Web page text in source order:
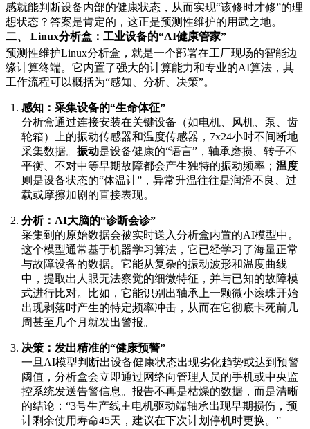
感就能判断设备内部的健康状态，从而实现“该修时才修”的理
想状态？答案是肯定的，这正是预测性维护的用武之地。
二、 Linux分析盒：工业设备的“AI健康管家”
预测性维护Linux分析盒，就是一个部署在工厂现场的智能边
缘计算终端。它内置了强大的计算能力和专业的AI算法，其
工作流程可以概括为“感知、分析、决策”。
感知：采集设备的“生命体征”
分析盒通过连接安装在关键设备（如电机、风机、泵、齿
轮箱）上的振动传感器和温度传感器，7x24小时不间断地
采集数据。 振动是设备健康的“语言”，轴承磨损、转子不
平衡、不对中等早期故障都会产生独特的振动频率； 温度
则是设备状态的“体温计”，异常升温往往是润滑不良、过
载或摩擦加剧的直接表现。
分析：AI大脑的“诊断会诊”
采集到的原始数据会被实时送入分析盒内置的AI模型中。
这个模型通常基于机器学习算法，它已经学习了海量正常
与故障设备的数据。它能从复杂的振动波形和温度曲线
中，提取出人眼无法察觉的细微特征，并与已知的故障模
式进行比对。比如，它能识别出轴承上一颗微小滚珠开始
出现剥落时产生的特定频率冲击，从而在它彻底卡死前几
周甚至几个月就发出警报。
决策：发出精准的“健康预警”
一旦AI模型判断出设备健康状态出现劣化趋势或达到预警
阈值，分析盒会立即通过网络向管理人员的手机或中央监
控系统发送告警信息。报告不再是枯燥的数据，而是清晰
的结论：“3号生产线主电机驱动端轴承出现早期损伤，预
计剩余使用寿命45天，建议在下次计划停机时更换。”